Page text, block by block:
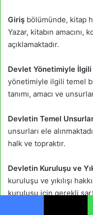
Giriş bölümünde, kitap
Yazar, kitabın amacını,
açıklamaktadır.
Devlet Yönetimiyle
yönetimiyle ilgili temel
tanımı, amacı ve
Devletin Temel
unsurları ele
halk ve topraktır.
Devletin Kuruluşu ve
kuruluşu ve yıkılışı
kuruluşu için gerekli